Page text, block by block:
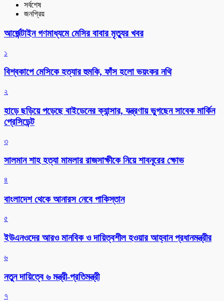
সর্বশেষ
জনপ্রিয়
আর্জেন্টাইন গণমাধ্যমে মেসির বাবার মৃত্যুর খবর
১
বিশ্বকাপে মেসিকে হত্যার হুমকি, ফাঁস হলো ভয়ংকর নথি
২
হাড়ে ছড়িয়ে পড়েছে বাইডেনের ক্যান্সার, যন্ত্রণায় ভুগছেন সাবেক মার্কিন
প্রেসিডেন্ট
৩
সালমান শাহ হত্যা মামলার রাজসাক্ষীকে নিয়ে শাবনূরের ক্ষোভ
৪
বাংলাদেশ থেকে আনারস নেবে পাকিস্তান
৫
ইউএনওদের আরও মানবিক ও দায়িত্বশীল হওয়ার আহ্বান প্রধানমন্ত্রীর
৬
নতুন দায়িত্বে ৬ মন্ত্রী-প্রতিমন্ত্রী
৭